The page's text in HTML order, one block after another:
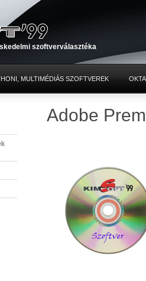
szoftverválasztéka
MULTIMÉDIÁS SZOFTVEREK
Adobe